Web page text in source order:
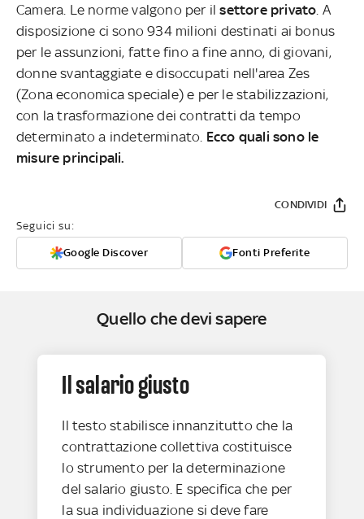
Camera. Le norme valgono per ilsettore privato . A
disposizione ci sono 934 milioni destinati ai bonus
per le assunzioni, fatte fino a fine anno, di giovani,
donne svantaggiate e disoccupati nell'area Zes
(Zona economica speciale) e per le stabilizzazioni,
con la trasformazione dei contratti da tempo
determinato a indeterminato. Ecco quali sono le
misure principali.
Seguici su:
Google Discover Fonti Preferite
CONDIVIDI
Quello che devi sapere
Il salario giusto
Il testo stabilisce innanzitutto che la
contrattazione collettiva costituisce
lo strumento per la determinazione
del salario giusto. E specifica che per
la sua individuazione si deve fare